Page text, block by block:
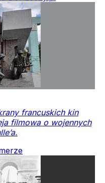
francuskich kin
filmowa o wojennych